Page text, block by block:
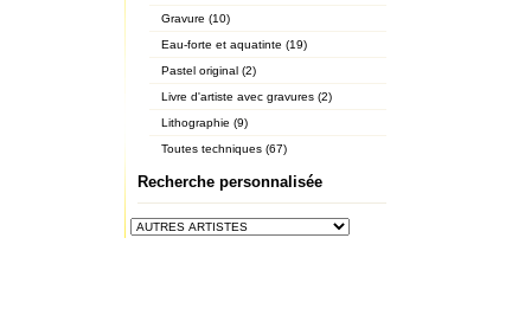
Gravure (10)
Eau-forte et aquatinte (19)
Pastel original (2)
Livre d'artiste avec gravures (2)
Lithographie (9)
Toutes techniques (67)
Recherche personnalisée